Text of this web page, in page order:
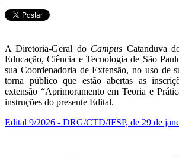
A Diretoria-Geral do Campus Catanduva
Educação, Ciência e Tecnologia de São
sua Coordenadoria de Extensão, no uso de
torna público que estão abertas as
extensão “Aprimoramento em Teoria e
instruções do presente Edital.
Edital 9/2026 - DRG/CTD/IFSP, de 29 de